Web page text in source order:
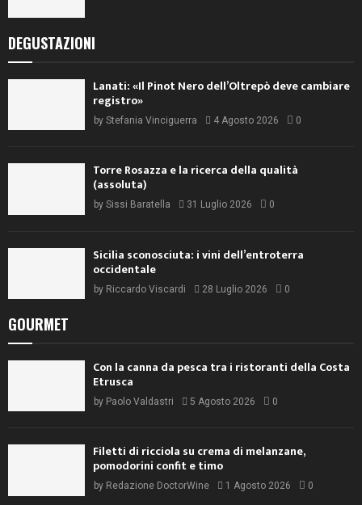
DEGUSTAZIONI
Lanati: «Il Pinot Nero dell’Oltrepò deve cambiare
registro»
by Stefania Vinciguerra 4 Agosto 2026 0
Torre Rosazza e la ricerca della qualità
(assoluta)
by Sissi Baratella 31 Luglio 2026 0
Sicilia sconosciuta: i vini dell’entroterra
occidentale
by Riccardo Viscardi 28 Luglio 2026 0
GOURMET
Con la canna da pesca tra i ristoranti della Costa
Etrusca
by Paolo Valdastri 5 Agosto 2026 0
Filetti di ricciola su crema di melanzane,
pomodorini confit e timo
by Redazione DoctorWine 1 Agosto 2026 0